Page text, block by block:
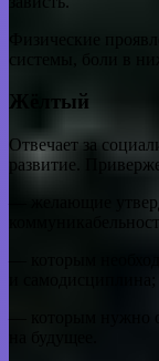
Физические
системы, боли в
Жёлтый
Отвечает за
развитие.
— желающие
— которым
— которым нужно